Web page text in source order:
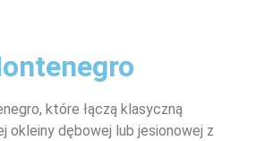
które łączą klasyczną
okleiny dębowej lub jesionowej z